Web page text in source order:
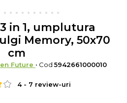
in 1, umplutura
Memory, 50x70
cm
Future • Cod5942661000010
4- 7 review-uri